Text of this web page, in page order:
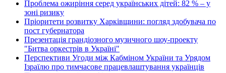
Проблема ожиріння серед українських дітей: 82 % – у
зоні ризику
Пріоритети розвитку Харківщини: погляд здобувача по
пост губернатора
Презентація грандіозного музичного шоу-проекту
"Битва оркестрів в Україні"
Перспективи Угоди між Кабміном України та Урядом
Ізраїлю про тимчасове працевлаштування українців